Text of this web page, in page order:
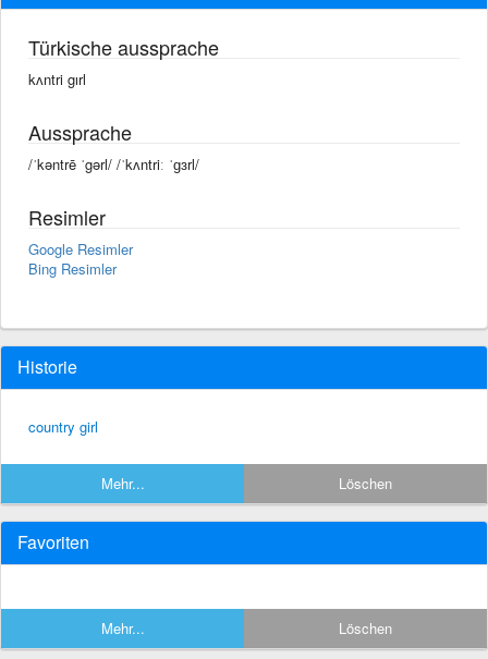
Türkische aussprache
kʌntri gırl
Aussprache
/ˈkəntrē ˈgərl/ /ˈkʌntriː ˈɡɜrl/
Resimler
Google Resimler
Bing Resimler
Historie
country girl
Mehr... Löschen
Favoriten
Mehr... Löschen